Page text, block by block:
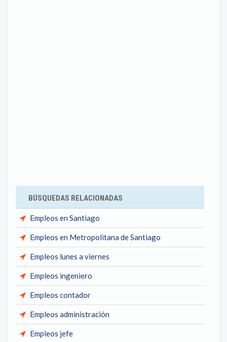
BÚSQUEDAS RELACIONADAS
Empleos en Santiago
Empleos en Metropolitana de Santiago
Empleos lunes a viernes
Empleos ingeniero
Empleos contador
Empleos administración
Empleos jefe